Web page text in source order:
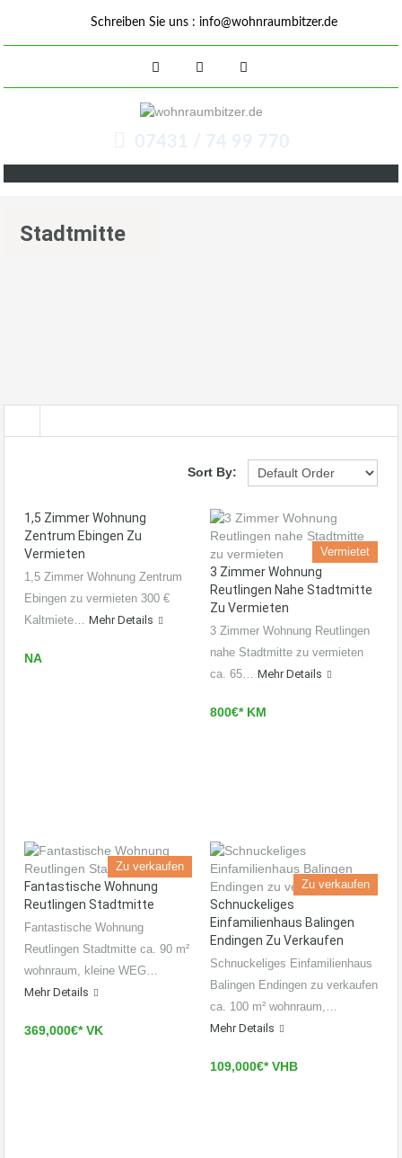
Schreiben Sie uns : info@wohnraumbitzer.de
07431 / 74 99 770
Stadtmitte
Sort By:
1,5 Zimmer Wohnung
Zentrum Ebingen Zu
Vermieten
1,5 Zimmer Wohnung Zentrum
Ebingen zu vermieten 300 €
Kaltmiete… Mehr Details
NA
Vermietet
3 Zimmer Wohnung
Reutlingen Nahe Stadtmitte
Zu Vermieten
3 Zimmer Wohnung Reutlingen
nahe Stadtmitte zu vermieten
ca. 65… Mehr Details
800€* KM
Zu verkaufen
Fantastische Wohnung
Reutlingen Stadtmitte
Fantastische Wohnung
Reutlingen Stadtmitte ca. 90 m²
wohnraum, kleine WEG…
Mehr Details
369,000€* VK
Zu verkaufen
Schnuckeliges
Einfamilienhaus Balingen
Endingen Zu Verkaufen
Schnuckeliges Einfamilienhaus
Balingen Endingen zu verkaufen
ca. 100 m² wohnraum,…
Mehr Details
109,000€* VHB